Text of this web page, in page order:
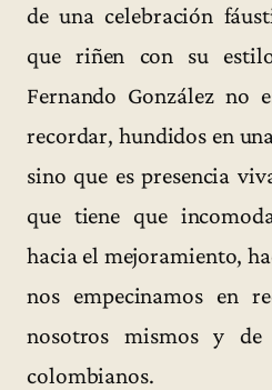
de una celebración
que riñen con su
Fernando González no
recordar, hundidos en
sino que es presencia
que tiene que
hacia el mejoramiento,
nos empecinamos en
nosotros mismos y
colombianos.